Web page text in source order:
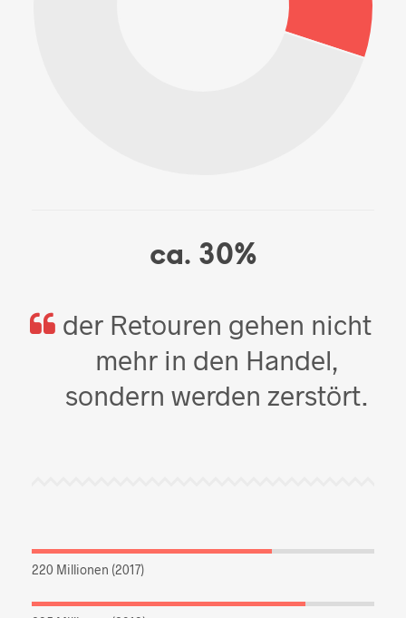
ca. 30%
der Retouren gehen nicht
mehr in den Handel,
sondern werden zerstört.
220 Millionen (2017)